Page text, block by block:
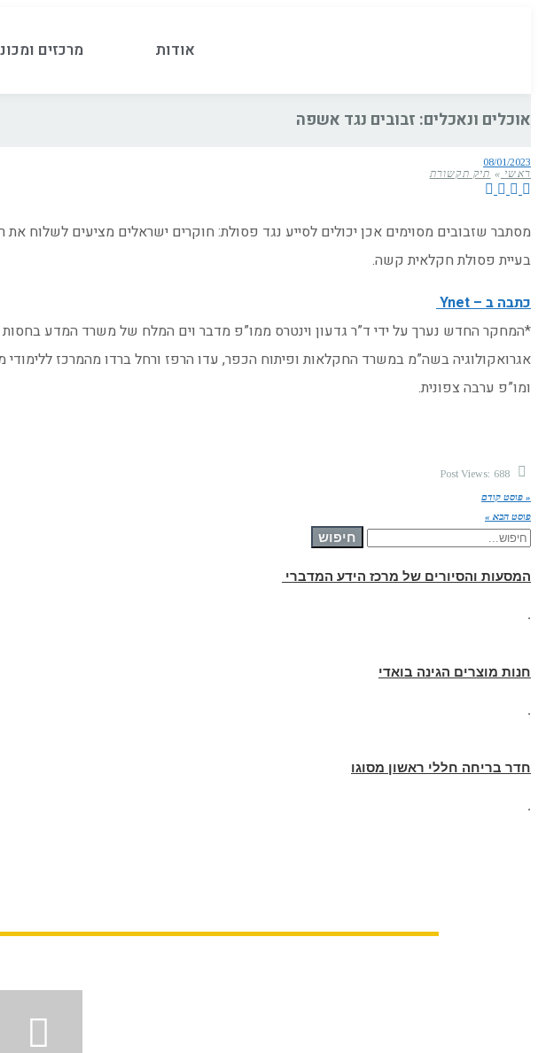
אודות מרכזים
אוכלים ונאכלים: זבובים נגד אשפה
ראשי » תיק תקשורת
08/01/2023
מסתבר שזבובים מסוימים אכן יכולים לסייע נגד פסולת: חוקרים ישראלים מציעים לשלוח
בעיית פסולת חקלאית קשה.
כתבה ב – Ynet
*המחקר החדש נערך על ידי ד”ר גדעון וינטרס ממו”פ מדבר וים המלח של משרד המדע בחסות
אגרואקולוגיה בשה”מ במשרד החקלאות ופיתוח הכפר, עדו הרפז ורחל ברדו מהמרכז ללימודי
ומו”פ ערבה צפונית.
Post Views: 688
« פוסט קודם
פוסט הבא »
חיפוש עבור: חיפוש
המסעות והסיורים של מרכז הידע המדברי
.
חנות מוצרים הגינה בואדי
.
חדר בריחה חללי ראשון מסוגו
.